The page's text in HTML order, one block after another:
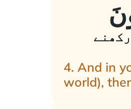
4. And in
world),